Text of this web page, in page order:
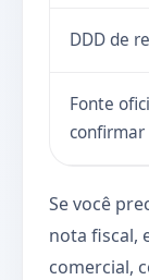
DDD de
Fonte
confirmar
Se você
nota fiscal,
comercial,